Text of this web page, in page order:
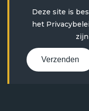
Deze site is
het
Verzenden